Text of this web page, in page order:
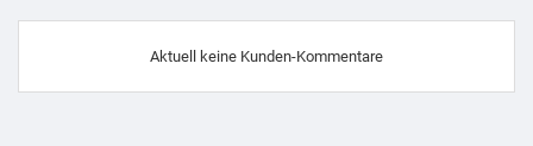
Aktuell keine Kunden-Kommentare